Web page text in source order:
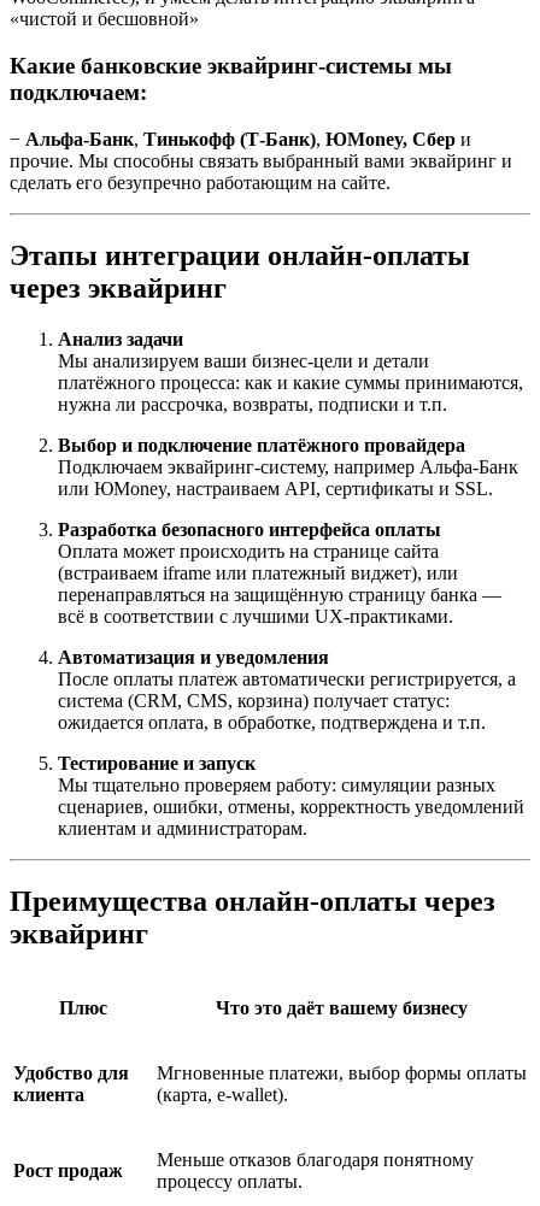
«чистой и бесшовной»
Какие банковские эквайринг-системы мы
подключаем:
− Альфа-Банк, Тинькофф (Т-Банк), ЮMoney, Сбер и
прочие. Мы способны связать выбранный вами эквайринг и
сделать его безупречно работающим на сайте.
Этапы интеграции онлайн-оплаты
через эквайринг
Анализ задачи
Мы анализируем ваши бизнес-цели и детали
платёжного процесса: как и какие суммы принимаются,
нужна ли рассрочка, возвраты, подписки и т.п.
Выбор и подключение платёжного провайдера
Подключаем эквайринг-систему, например Альфа-Банк
или ЮMoney, настраиваем API, сертификаты и SSL.
Разработка безопасного интерфейса оплаты
Оплата может происходить на странице сайта
(встраиваем iframe или платежный виджет), или
перенаправляться на защищённую страницу банка —
всё в соответствии с лучшими UX-практиками.
Автоматизация и уведомления
После оплаты платеж автоматически регистрируется, а
система (CRM, CMS, корзина) получает статус:
ожидается оплата, в обработке, подтверждена и т.п.
Тестирование и запуск
Мы тщательно проверяем работу: симуляции разных
сценариев, ошибки, отмены, корректность уведомлений
клиентам и администраторам.
Преимущества онлайн-оплаты через
эквайринг
Плюс Что это даёт вашему бизнесу
Удобство для
клиента
Мгновенные платежи, выбор формы оплаты
(карта, e-wallet).
Рост продаж
Меньше отказов благодаря понятному
процессу оплаты.